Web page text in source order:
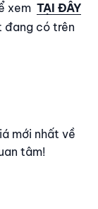
xem TẠI ĐÂY
đang có trên
mới nhất về
tâm!